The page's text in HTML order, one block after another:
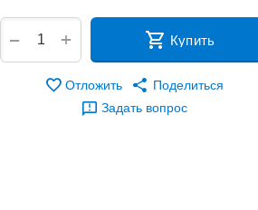
+
− Купить
Отложить
Поделиться
Задать вопрос